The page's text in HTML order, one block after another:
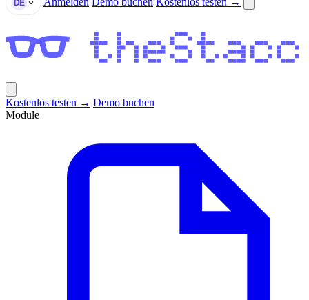
DE
Kostenlos testen → Demo buchen
Module